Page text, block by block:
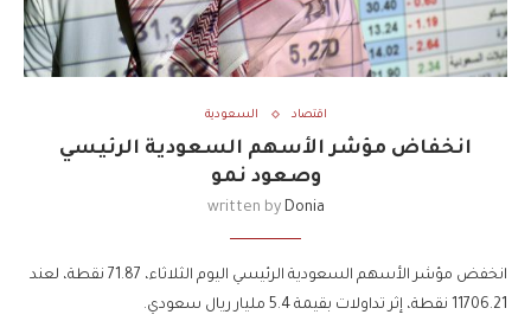
اقتصاد السعودية
انخفاض مؤشر الأسهم السعودية الرئيسي
وصعود نمو
written by Donia
انخفض مؤشر الأسهم السعودية الرئيسي اليوم الثلاثاء، 71.87 نقطة، لعند
11706.21 نقطة، إثر تداولات بقيمة 5.4 مليار ريال سعودي.